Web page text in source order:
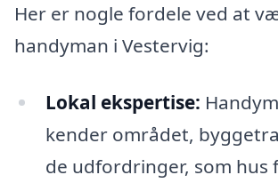
Her er nogle fordele ved at
handyman i Vestervig:
Lokal ekspertise:
kender området,
de udfordringer, som hus